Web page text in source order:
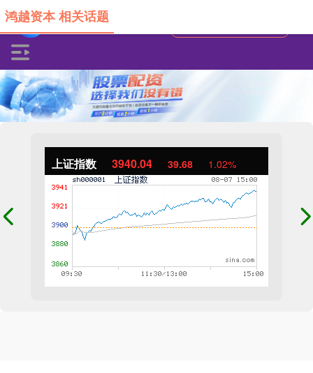
上证指数 3940.04 39.68 1.02%
鸿越资本 相关话题